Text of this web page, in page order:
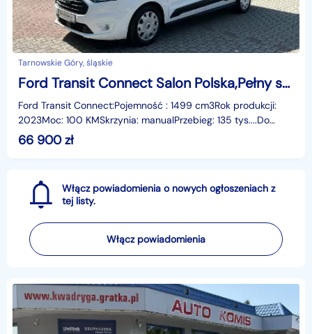
Tarnowskie Góry, śląskie
Ford Transit Connect Salon Polska,Pełny serwis ASO
Ford Transit Connect:Pojemność : 1499 cm3Rok produkcji:
2023Moc: 100 KMSkrzynia: manualPrzebieg: 135 tys....Do
66 900zł
Włącz powiadomienia o nowych ogłoszeniach z
tej listy.
Włącz powiadomienia